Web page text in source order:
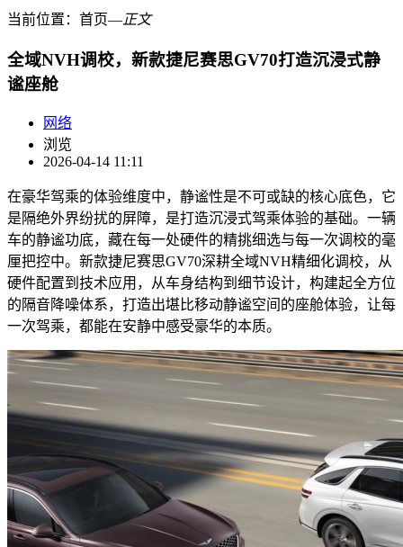
当前位置： 首页―正文
全域NVH调校，新款捷尼赛思GV70打造沉浸式静
谧座舱
网络
浏览
2026-04-14 11:11
在豪华驾乘的体验维度中，静谧性是不可或缺的核心底色，它
是隔绝外界纷扰的屏障，是打造沉浸式驾乘体验的基础。一辆
车的静谧功底，藏在每一处硬件的精挑细选与每一次调校的毫
厘把控中。新款捷尼赛思GV70深耕全域NVH精细化调校，从
硬件配置到技术应用，从车身结构到细节设计，构建起全方位
的隔音降噪体系，打造出堪比移动静谧空间的座舱体验，让每
一次驾乘，都能在安静中感受豪华的本质。